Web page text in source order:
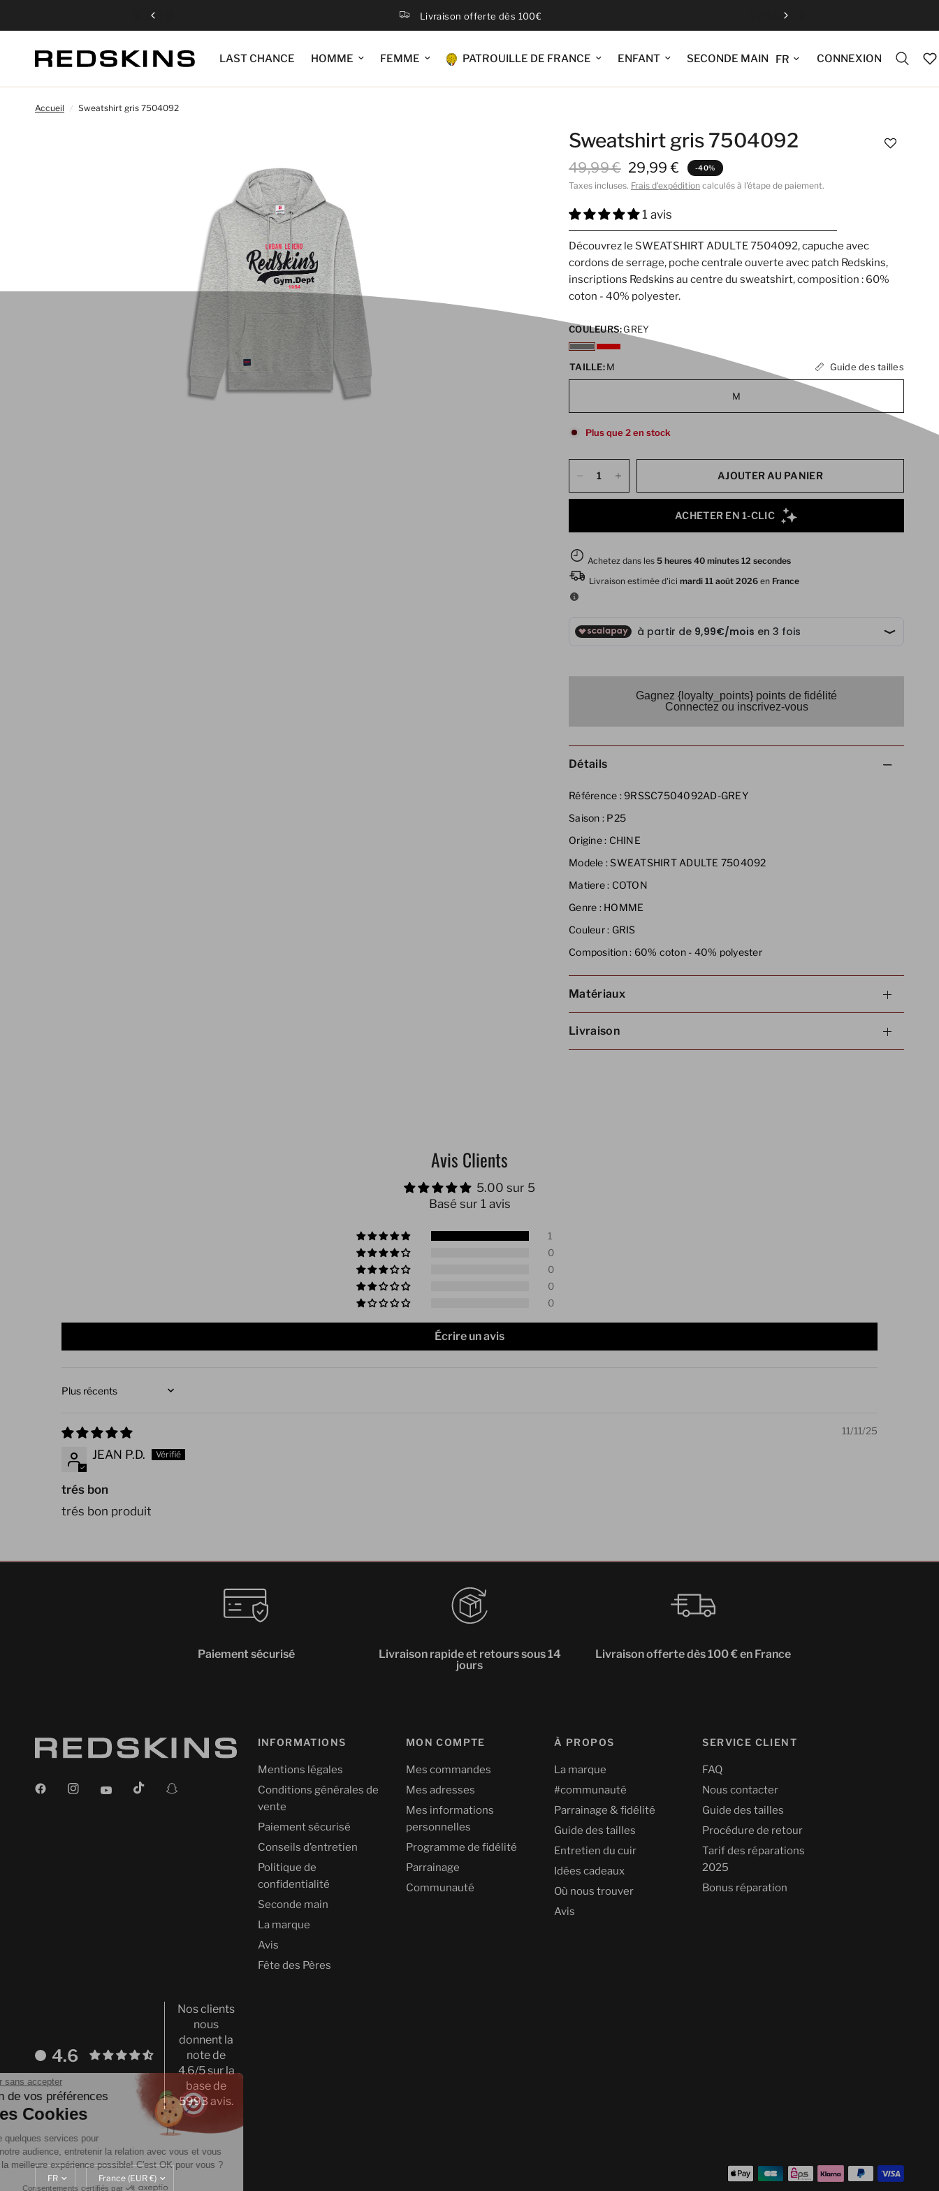
Livraison offerte dès 100€
LAST CHANCE HOMME FEMME PATROUILLE DE FRANCE ENFANT SECONDE MAIN Mettre à jour la langue
CONNEXION
Accueil / Sweatshirt gris 7504092
Sweatshirt gris 7504092
49,99 € 29,99 € -40%
Taxes incluses. Frais d'expédition calculés à l'étape de paiement.
1 avis
Découvrez le SWEATSHIRT ADULTE 7504092, capuche avec
cordons de serrage, poche centrale ouverte avec patch Redskins,
inscriptions Redskins au centre du sweatshirt, composition : 60%
coton - 40% polyester.
COULEURS:GREY
TAILLE:M Guide des tailles
M
Plus que 2 en stock
AJOUTER AU PANIER
Gagnez {loyalty_points} points de fidélité
Connectez ou inscrivez-vous
Détails
Référence :9RSSC7504092AD-GREY
Saison : P25
Origine : CHINE
Modele :SWEATSHIRT ADULTE 7504092
Matiere : COTON
Genre :HOMME
Couleur : GRIS
Composition : 60% coton - 40% polyester
Matériaux
Livraison
Avis Clients
5.00 sur 5
Basé sur 1 avis
1
0
0
0
0
Écrire un avis
Sort by
11/11/25
JEAN P.D.
trés bon
trés bon produit
Paiement sécurisé
Livraison rapide et retours sous 14
jours
Livraison offerte dès 100 € en France
INFORMATIONS
Mentions légales
Conditions générales de
vente
Paiement sécurisé
Conseils d’entretien
Politique de
confidentialité
Seconde main
La marque
Avis
Fête des Pères
MON COMPTE
Mes commandes
Mes adresses
Mes informations
personnelles
Programme de fidélité
Parrainage
Communauté
À PROPOS
La marque
#communauté
Parrainage & fidélité
Guide des tailles
Entretien du cuir
Idées cadeaux
Où nous trouver
Avis
SERVICE CLIENT
FAQ
Nous contacter
Guide des tailles
Procédure de retour
Tarif des réparations
2025
Bonus réparation
4.6
Nos clients
nous
donnent la
note de
4.6/5 sur la
base de
5993 avis.
Mettre
à
Translation
missing:
Continuer sans accepter
Gestion de vos préférences
sur les Cookies
On utilise quelques services pour
mesurer notre audience, entretenir la relation avec vous et vous
proposer la meilleure expérience possible! C'est OK pour vous ?
Consentements certifiés par